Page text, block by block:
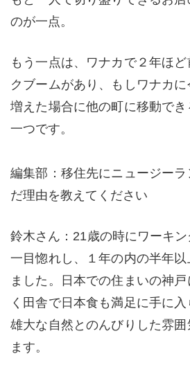
のが一点。
もう一点は、ワナカで２年ほ
クブームがあり、もしワナカ
増えた場合に他の町に移動で
一つです。
編集部：移住先にニュージー
だ理由を教えてください
鈴木さん：21歳の時にワーキ
一目惚れし、１年の内の半年
ました。日本での住まいの神
く田舎で日本食も満足に手に入
雄大な自然とのんびりした雰
ます。